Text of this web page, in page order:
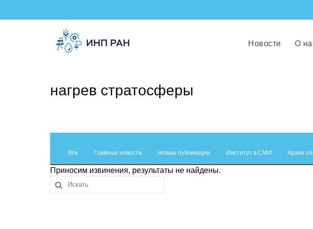
Новости О
нагрев стратосферы
Все Главные новости Новые публикации Институт в СМИ Архив
Приносим извинения, результаты не найдены.